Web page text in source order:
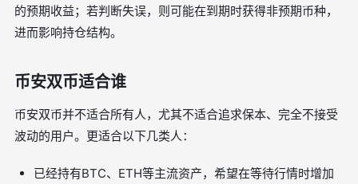
的预期收益；若判断失误，则可能在到期时获得非预期币种，
进而影响持仓结构。
币安双币适合谁
币安双币并不适合所有人，尤其不适合追求保本、完全不接受
波动的用户。更适合以下几类人：
已经持有BTC、ETH等主流资产，希望在等待行情时增加